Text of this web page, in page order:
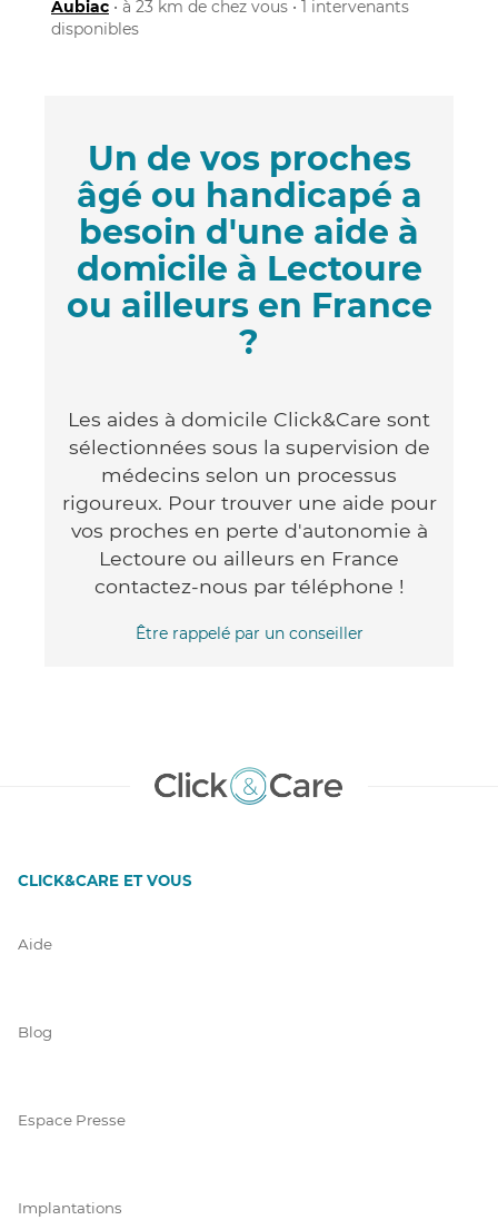
Aubiac • à 23 km de chez vous • 1 intervenants
disponibles
Un de vos proches
âgé ou handicapé a
besoin d'une aide à
domicile à Lectoure
ou ailleurs en France
?
Les aides à domicile Click&Care sont
sélectionnées sous la supervision de
médecins selon un processus
rigoureux. Pour trouver une aide pour
vos proches en perte d'autonomie à
Lectoure ou ailleurs en France
contactez-nous par téléphone !
Être rappelé par un conseiller
CLICK&CARE ET VOUS
Aide
Blog
Espace Presse
Implantations